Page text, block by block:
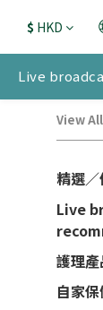
$ HKD
Live
View All
精選
Live
護理產
自家